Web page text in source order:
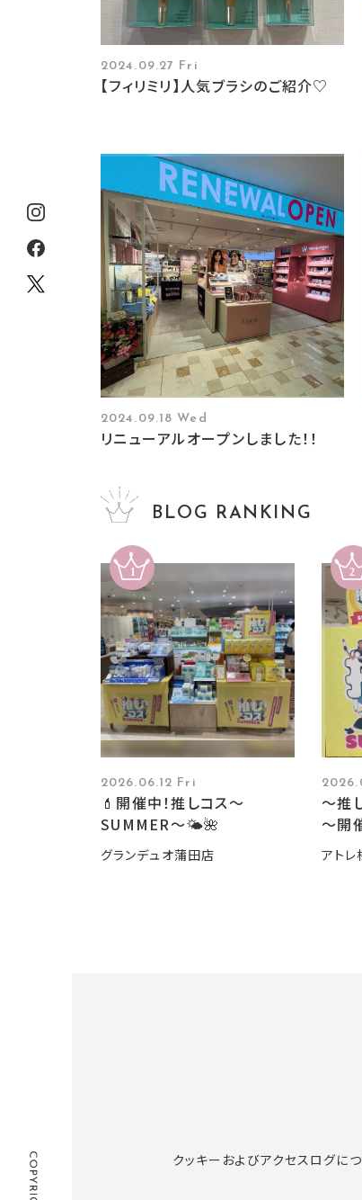
2024.09.27 Fri
【フィリミリ】人気ブラシのご紹介♡
2024.09.18 Wed
リニューアルオープンしました！！
BLOG RANKING
2026.06.12 Fri
💄開催中！推しコス〜
SUMMER〜🌤️🌺
グランデュオ蒲田店
～推
～開
アト
クッキーおよびアクセスログに